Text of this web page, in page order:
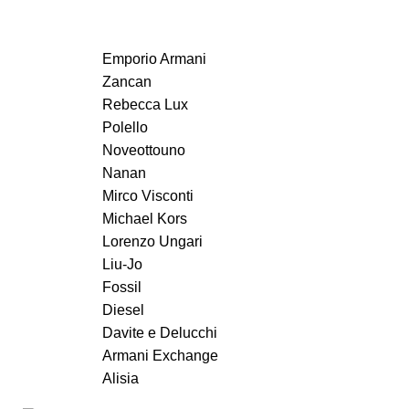
Emporio Armani
Zancan
Rebecca Lux
Polello
Noveottouno
Nanan
Mirco Visconti
Michael Kors
Lorenzo Ungari
Liu-Jo
Fossil
Diesel
Davite e Delucchi
Armani Exchange
Alisia